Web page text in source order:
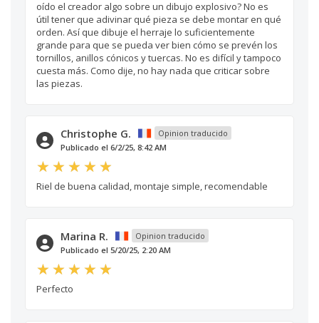
oído el creador algo sobre un dibujo explosivo? No es
útil tener que adivinar qué pieza se debe montar en qué
orden. Así que dibuje el herraje lo suficientemente
grande para que se pueda ver bien cómo se prevén los
tornillos, anillos cónicos y tuercas. No es difícil y tampoco
cuesta más. Como dije, no hay nada que criticar sobre
las piezas.
Christophe G.
Opinion traducido
Publicado el 6/2/25, 8:42 AM
Riel de buena calidad, montaje simple, recomendable
Marina R.
Opinion traducido
Publicado el 5/20/25, 2:20 AM
Perfecto